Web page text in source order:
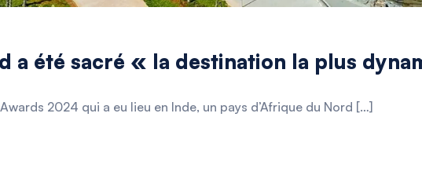
a été sacré « la destination la plus
2024 qui a eu lieu en Inde, un pays d’Afrique du Nord […]